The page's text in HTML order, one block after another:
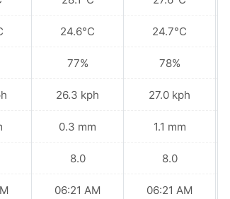
24.6°C
77%
26.3 kph
0.3 mm
8.0
06:21 AM
24.7°C
78%
27.0 kph
1.1 mm
8.0
06:21 AM